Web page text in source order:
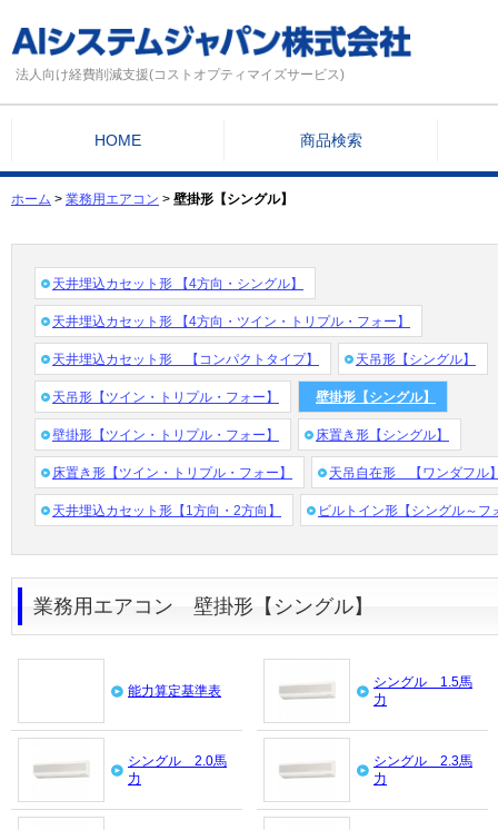
法人向け経費削減支援(コストオプティマイズサービス)
HOME 商品検索
ホーム > 業務用エアコン > 壁掛形【シングル】
天井埋込カセット形 【4方向・シングル】
天井埋込カセット形 【4方向・ツイン・トリプル・フォー】
天井埋込カセット形 【コンパクトタイプ】 天吊形【シングル】
天吊形【ツイン・トリプル・フォー】 壁掛形【シングル】
壁掛形【ツイン・トリプル・フォー】 床置き形【シングル】
床置き形【ツイン・トリプル・フォー】 天吊自在形 【ワンダフル
天井埋込カセット形【1方向・2方向】 ビルトイン形【シングル～フ
業務用エアコン 壁掛形【シングル】
能力算定基準表
シングル 1.5馬
力
シングル 2.0馬
力
シングル 2.3馬
力